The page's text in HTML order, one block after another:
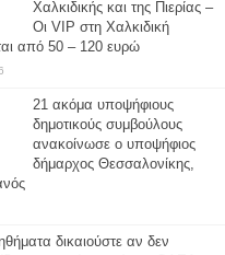
Χαλκιδικής και της Πιερίας –
Οι VIP στη Χαλκιδική
από 50 – 120 ευρώ
21 ακόμα υποψήφιους
δημοτικούς συμβούλους
ανακοίνωσε ο υποψήφιος
δήμαρχος Θεσσαλονίκης,
δικαιούστε αν δεν